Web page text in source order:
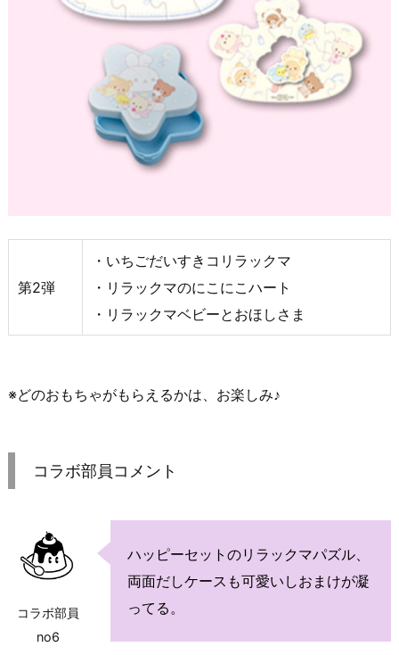
第2弾
・いちごだいすきコリラックマ
・リラックマのにこにこハート
・リラックマベビーとおほしさま
※どのおもちゃがもらえるかは、お楽しみ♪
コラボ部員コメント
コラボ部員
no6
ハッピーセットのリラックマパズル、
両面だしケースも可愛いしおまけが凝
ってる。